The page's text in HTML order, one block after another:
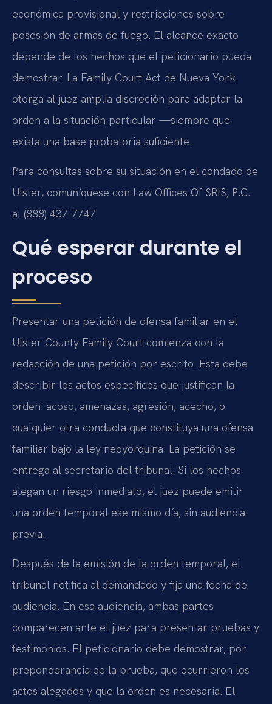
económica provisional y restricciones sobre
posesión de armas de fuego. El alcance exacto
depende de los hechos que el peticionario pueda
demostrar. La Family Court Act de Nueva York
otorga al juez amplia discreción para adaptar la
orden a la situación particular —siempre que
exista una base probatoria suficiente.
Para consultas sobre su situación en el condado de
Ulster, comuníquese con Law Offices Of SRIS, P.C.
al (888) 437-7747.
Qué esperar durante el
proceso
Presentar una petición de ofensa familiar en el
Ulster County Family Court comienza con la
redacción de una petición por escrito. Esta debe
describir los actos específicos que justifican la
orden: acoso, amenazas, agresión, acecho, o
cualquier otra conducta que constituya una ofensa
familiar bajo la ley neoyorquina. La petición se
entrega al secretario del tribunal. Si los hechos
alegan un riesgo inmediato, el juez puede emitir
una orden temporal ese mismo día, sin audiencia
previa.
Después de la emisión de la orden temporal, el
tribunal notifica al demandado y fija una fecha de
audiencia. En esa audiencia, ambas partes
comparecen ante el juez para presentar pruebas y
testimonios. El peticionario debe demostrar, por
preponderancia de la prueba, que ocurrieron los
actos alegados y que la orden es necesaria. El